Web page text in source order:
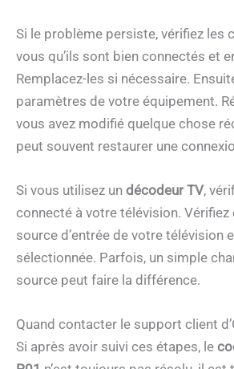
Si le problème persiste, vérifiez les
vous qu’ils sont bien connectés et
Remplacez-les si nécessaire.
paramètres de votre équipement.
vous avez modifié quelque chose
peut souvent restaurer une
Si vous utilisez un décodeur TV,
connecté à votre télévision. Vérifiez
source d’entrée de votre télévision
sélectionnée. Parfois, un simple
source peut faire la différence.
Quand contacter le support client
Si après avoir suivi ces étapes, le